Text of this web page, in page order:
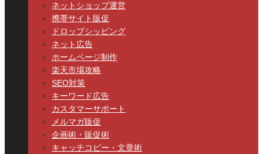
ネットショップ運営
携帯サイト販促
ドロップシッピング
ネット広告
ホームページ制作
楽天市場攻略
SEO対策
キーワード広告
カスタマーサポート
メルマガ販促
企画術・販促術
キャッチコピー・文章術